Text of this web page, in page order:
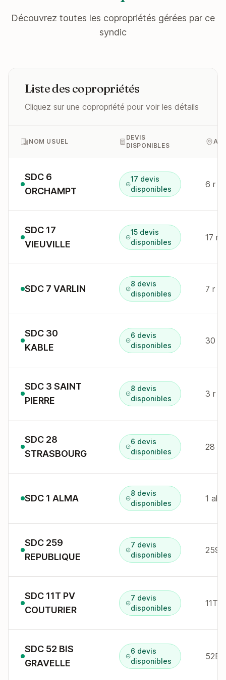
Découvrez toutes les copropriétés gérées par ce
syndic
Liste des copropriétés
Cliquez sur une copropriété pour voir les détails
NOM USUEL
DEVIS
DISPONIBLES
SDC 6
ORCHAMPT
17 devis
disponibles
6 r
SDC 17
VIEUVILLE
15 devis
disponibles
17 r
SDC 7 VARLIN
8 devis
disponibles
7 r
SDC 30
KABLE
6 devis
disponibles
SDC 3 SAINT
PIERRE
8 devis
disponibles
3 r
SDC 28
STRASBOURG
6 devis
disponibles
SDC 1 ALMA
8 devis
disponibles
1 all
SDC 259
REPUBLIQUE
7 devis
disponibles
SDC 11T PV
COUTURIER
7 devis
disponibles
SDC 52 BIS
GRAVELLE
6 devis
disponibles